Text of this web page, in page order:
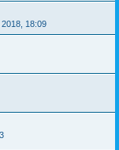
2018, 18:09